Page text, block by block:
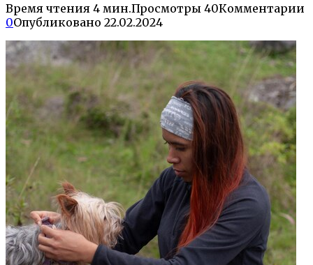
Время чтения 4 мин.Просмотры 40Комментарии
0Опубликовано 22.02.2024